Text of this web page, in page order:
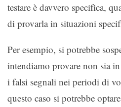
testare è davvero specifica,
di provarla in situazioni
Per esempio, si potrebbe
intendiamo provare non sia
i falsi segnali nei periodi di
questo caso si potrebbe